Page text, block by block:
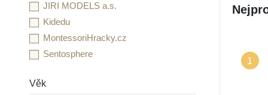
1
JIRI MODELS a.s.
Kidedu
MontessoriHracky.cz
Sentosphere
Věk